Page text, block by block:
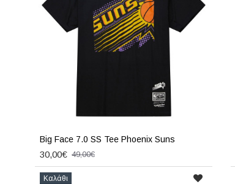
Big Face 7.0 SS Tee Phoenix Suns
30,00€ 49,00€
Καλάθι